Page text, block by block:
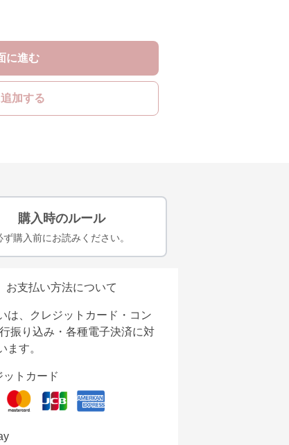
に進む
加する
購入時のルール
ず購入前にお読みください。
お支払い方法について
は、クレジットカード・コン
振り込み・各種電子決済に対
ます。
ットカード